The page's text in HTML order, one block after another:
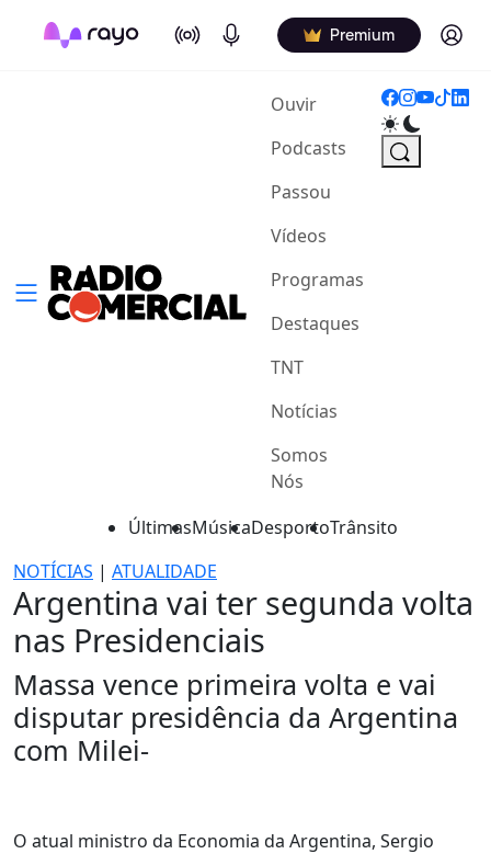
On Air Podcasts Premium Log in
Ouvir(current)
Podcasts
Passou
Vídeos
Programas
Destaques
TNT
Notícias
Somos
Nós
ÚltimasMúsicaDesportoTrânsito
NOTÍCIAS | ATUALIDADE
Argentina vai ter segunda volta
nas Presidenciais
Massa vence primeira volta e vai
disputar presidência da Argentina
com Milei-
O atual ministro da Economia da Argentina, Sergio